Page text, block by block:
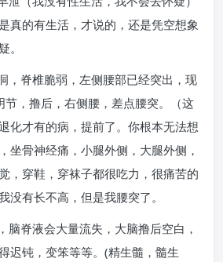
真的有生活，才说的，还是凭空想象
。
，脊椎脆弱，左侧腰部已经突出，现
，撸后，右侧腰，差点腰突。（这
化才有的病，提前了。你根本无法想
坐骨神经痛，小腿外侧，大腿外侧，
，穿鞋，穿袜子都很吃力，很痛苦的
没有长不高，但是我腰突了。
脑脊液会大量流失，大脑撸后空白，
迟钝，变笨等等。(精生髓，髓生